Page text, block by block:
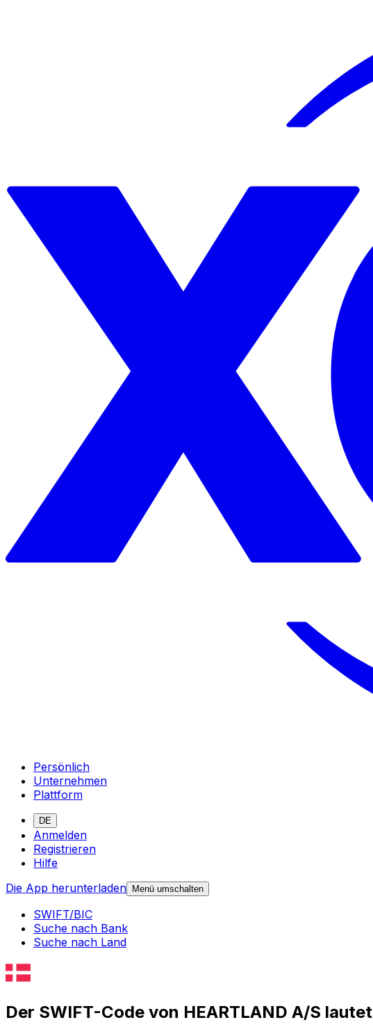
Persönlich
Unternehmen
Plattform
DE
Anmelden
Registrieren
Hilfe
Die App herunterladen Menü umschalten
SWIFT/BIC
Suche nach Bank
Suche nach Land
Der SWIFT-Code von HEARTLAND A/S lautet